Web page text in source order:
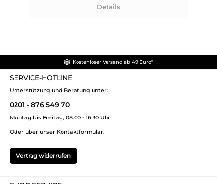
Details
Kostenloser Versand ab 49 Euro*
SERVICE-HOTLINE
Unterstützung und Beratung unter:
0201 - 876 549 70
Montag bis Freitag, 08:00 - 16:30 Uhr
Oder über unser Kontaktformular.
Vertrag widerrufen